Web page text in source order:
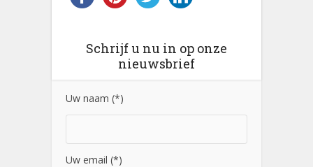
Schrijf u nu in op onze
nieuwsbrief
Uw naam (*)
Uw email (*)